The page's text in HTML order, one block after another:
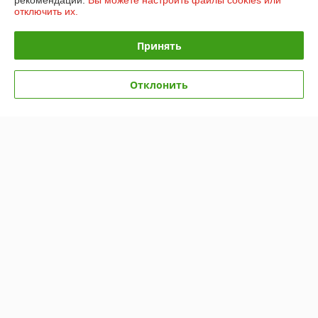
График работы
Политика обработки cookies
отключить их.
Принять
Отклонить